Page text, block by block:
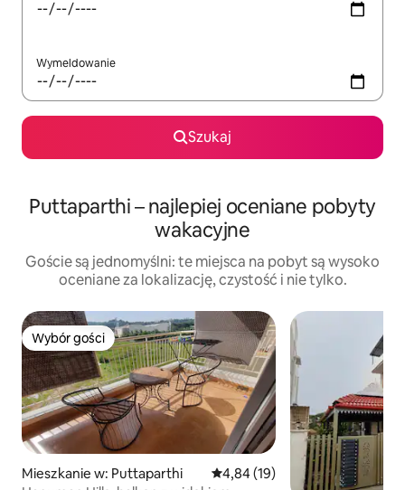
Wymeldowanie
Szukaj
Puttaparthi – najlepiej oceniane pobyty
wakacyjne
Goście są jednomyślni: te miejsca na pobyt są wysoko
oceniane za lokalizację, czystość i nie tylko.
Wybór gości
Wybór gości
Mieszkanie w: Puttaparthi Średnia ocena: 4,84 na 5,
4,84 (19)